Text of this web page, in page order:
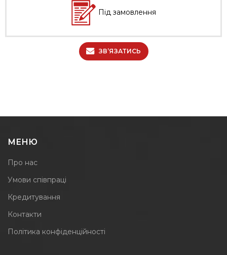
Під замовлення
ЗВ’ЯЗАТИСЬ
МЕНЮ
Про нас
Умови співпраці
Кредитування
Контакти
Політика конфіденційності